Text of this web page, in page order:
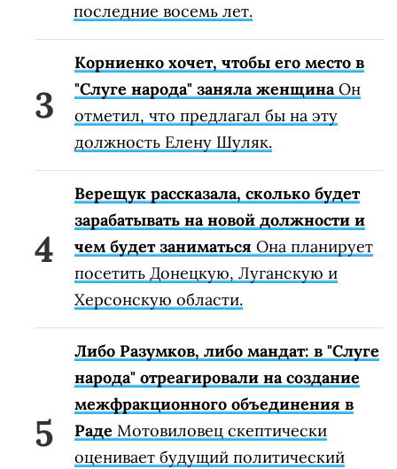
последние восемь лет.
Корниенко хочет, чтобы его место в
"Слуге народа" заняла женщинаОн
отметил, что предлагал бы на эту
должность Елену Шуляк.
Верещук рассказала, сколько будет
зарабатывать на новой должности и
чем будет заниматься Она планирует
посетить Донецкую, Луганскую и
Херсонскую области.
Либо Разумков, либо мандат: в "Слуге
народа" отреагировали на создание
межфракционного объединения в
Раде Мотовиловец скептически
оценивает будущий политический